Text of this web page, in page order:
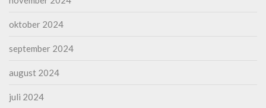
oktober 2024
september 2024
august 2024
juli 2024